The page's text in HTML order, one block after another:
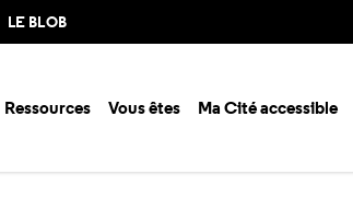
LE BLOB
Ressources Vous êtes Ma Cité accessible